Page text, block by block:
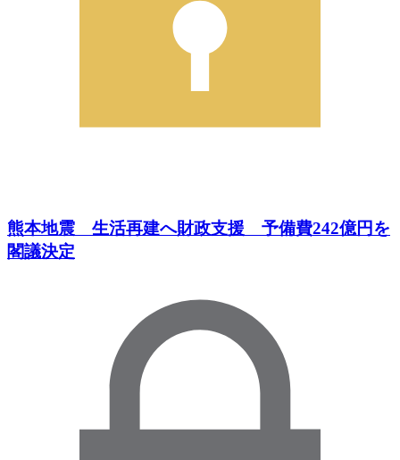
熊本地震 生活再建へ財政支援 予備費242億円を
閣議決定